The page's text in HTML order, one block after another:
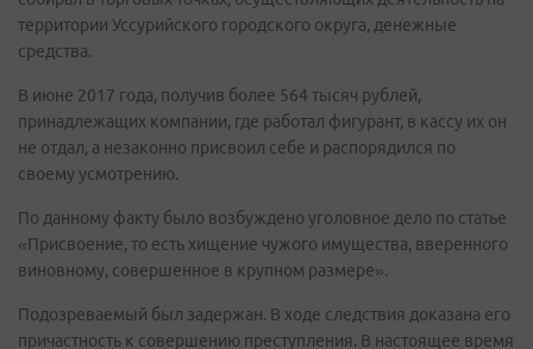
территории Уссурийского городского округа, денежные
средства.
В июне 2017 года, получив более 564 тысяч рублей,
принадлежащих компании, где работал фигурант, в кассу их он
не отдал, а незаконно присвоил себе и распорядился по
своему усмотрению.
По данному факту было возбуждено уголовное дело по статье
«Присвоение, то есть хищение чужого имущества, вверенного
виновному, совершенное в крупном размере».
Подозреваемый был задержан. В ходе следствия доказана его
причастность к совершению преступления. В настоящее время